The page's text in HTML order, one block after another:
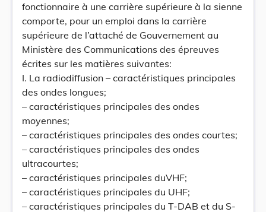
fonctionnaire à une carrière supérieure à la sienne
comporte, pour un emploi dans la carrière
supérieure de l’attaché de Gouvernement au
Ministère des Communications des épreuves
écrites sur les matières suivantes:
I. La radiodiffusion – caractéristiques principales
des ondes longues;
– caractéristiques principales des ondes
moyennes;
– caractéristiques principales des ondes courtes;
– caractéristiques principales des ondes
ultracourtes;
– caractéristiques principales duVHF;
– caractéristiques principales du UHF;
– caractéristiques principales du T-DAB et du S-